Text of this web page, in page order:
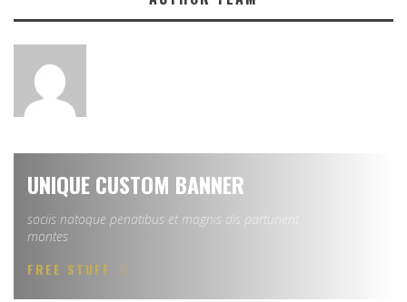
UNIQUE CUSTOM BANNER
sociis natoque penatibus et magnis dis parturient
montes
FREE STUFF